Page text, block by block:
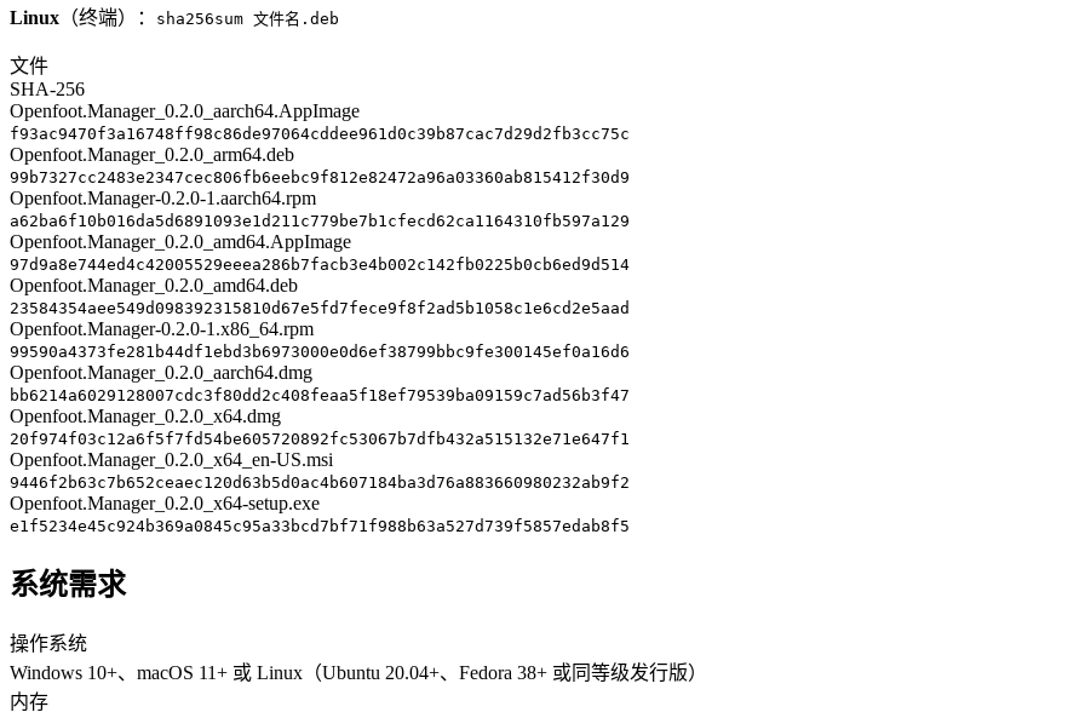
Linux （终端）： sha256sum 文件名.deb
文件
SHA-256
Openfoot.Manager_0.2.0_aarch64.AppImage
f93ac9470f3a16748ff98c86de97064cddee961d0c39b87cac7d29d2fb3cc75c
Openfoot.Manager_0.2.0_arm64.deb
99b7327cc2483e2347cec806fb6eebc9f812e82472a96a03360ab815412f30d9
Openfoot.Manager-0.2.0-1.aarch64.rpm
a62ba6f10b016da5d6891093e1d211c779be7b1cfecd62ca1164310fb597a129
Openfoot.Manager_0.2.0_amd64.AppImage
97d9a8e744ed4c42005529eeea286b7facb3e4b002c142fb0225b0cb6ed9d514
Openfoot.Manager_0.2.0_amd64.deb
23584354aee549d098392315810d67e5fd7fece9f8f2ad5b1058c1e6cd2e5aad
Openfoot.Manager-0.2.0-1.x86_64.rpm
99590a4373fe281b44df1ebd3b6973000e0d6ef38799bbc9fe300145ef0a16d6
Openfoot.Manager_0.2.0_aarch64.dmg
bb6214a6029128007cdc3f80dd2c408feaa5f18ef79539ba09159c7ad56b3f47
Openfoot.Manager_0.2.0_x64.dmg
20f974f03c12a6f5f7fd54be605720892fc53067b7dfb432a515132e71e647f1
Openfoot.Manager_0.2.0_x64_en-US.msi
9446f2b63c7b652ceaec120d63b5d0ac4b607184ba3d76a883660980232ab9f2
Openfoot.Manager_0.2.0_x64-setup.exe
e1f5234e45c924b369a0845c95a33bcd7bf71f988b63a527d739f5857edab8f5
系统需求
操作系统
Windows 10+、macOS 11+ 或 Linux（Ubuntu 20.04+、Fedora 38+ 或同等级发行版）
内存